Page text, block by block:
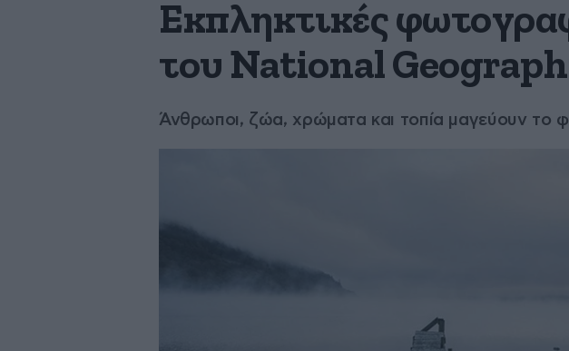
Εκπληκτικές
του National
Άνθρωποι, ζώα, χρώματα και τοπία μαγεύουν το